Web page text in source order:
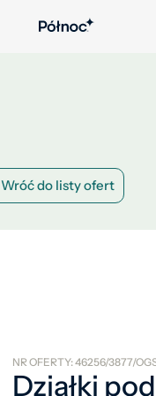
Wróć do listy ofert
NR OFERTY: 46256/3877/
Działki